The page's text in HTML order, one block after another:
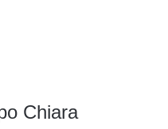
Chiara